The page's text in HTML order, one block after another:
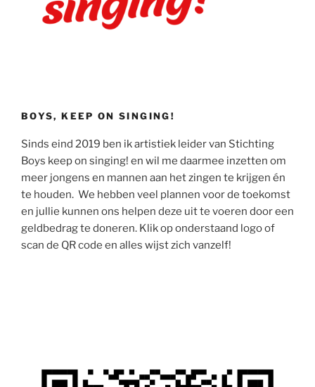
BOYS, KEEP ON SINGING!
Sinds eind 2019 ben ik artistiek leider van Stichting
Boys keep on singing! en wil me daarmee inzetten om
meer jongens en mannen aan het zingen te krijgen én
te houden. We hebben veel plannen voor de toekomst
en jullie kunnen ons helpen deze uit te voeren door een
geldbedrag te doneren. Klik op onderstaand logo of
scan de QR code en alles wijst zich vanzelf!